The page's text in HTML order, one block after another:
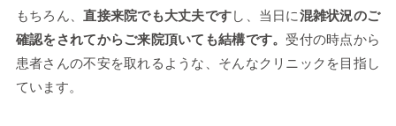
もちろん、直接来院でも大丈夫ですし、当日に混雑状況のご
確認をされてからご来院頂いても結構です。 受付の時点から
患者さんの不安を取れるような、そんなクリニックを目指し
ています。